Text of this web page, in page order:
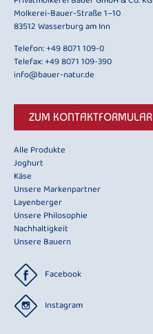
Molkerei-Bauer-Straße 1–10
83512 Wasserburg am Inn
Telefon:+49 8071 109-0
Telefax: +49 8071 109-390
info@bauer-natur.de
ZUM KONTAKTFORMULAR
Alle Produkte
Joghurt
Käse
Unsere Markenpartner
Layenberger
Unsere Philosophie
Nachhaltigkeit
Unsere Bauern
Facebook
Instagram